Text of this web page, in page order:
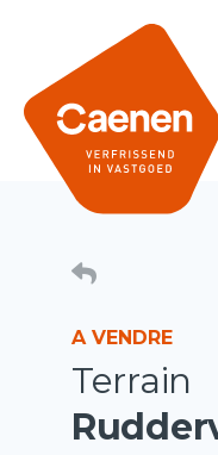
A VENDRE
Terrain